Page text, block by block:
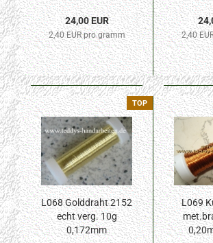
24,00 EUR
2,40 EUR pro gramm 2,40
TOP
L068 Golddraht 2152
echt verg. 10g
0,172mm
L069